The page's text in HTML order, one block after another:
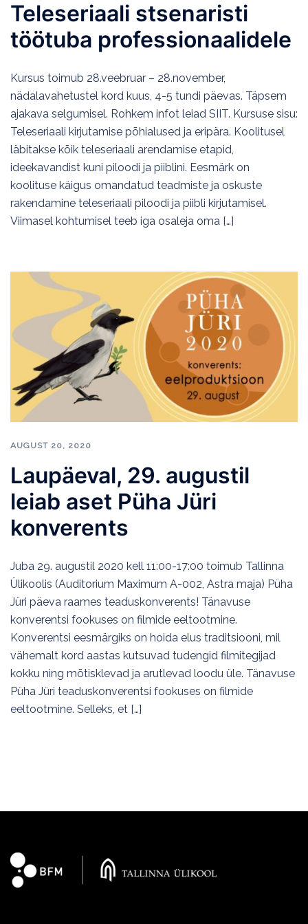
Teleseriaali stsenaristi
töötuba professionaalidele
Kursus toimub 28.veebruar – 28.november,
nädalavahetustel kord kuus, 4-5 tundi päevas. Täpsem
ajakava selgumisel. Rohkem infot leiad SIIT. Kursuse sisu:
Teleseriaali kirjutamise põhialused ja eripära. Koolitusel
läbitakse kõik teleseriaali arendamise etapid,
ideekavandist kuni piloodi ja piiblini. Eesmärk on
koolituse käigus omandatud teadmiste ja oskuste
rakendamine teleseriaali piloodi ja piibli kirjutamisel.
Viimasel kohtumisel teeb iga osaleja oma […]
AUGUST 20, 2020
Laupäeval, 29. augustil
leiab aset Püha Jüri
konverents
Juba 29. augustil 2020 kell 11:00-17:00 toimub Tallinna
Ülikoolis (Auditorium Maximum A-002, Astra maja) Püha
Jüri päeva raames teaduskonverents! Tänavuse
konverentsi fookuses on filmide eeltootmine.
Konverentsi eesmärgiks on hoida elus traditsiooni, mil
vähemalt kord aastas kutsuvad tudengid filmitegijad
kokku ning mõtisklevad ja arutlevad loodu üle. Tänavuse
Püha Jüri teaduskonverentsi fookuses on filmide
eeltootmine. Selleks, et […]